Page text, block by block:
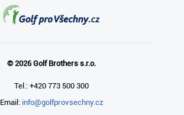
© 2026 Golf Brothers s.r.o.
Tel.: +420 773 500 300
Email: info@golfprovsechny.cz